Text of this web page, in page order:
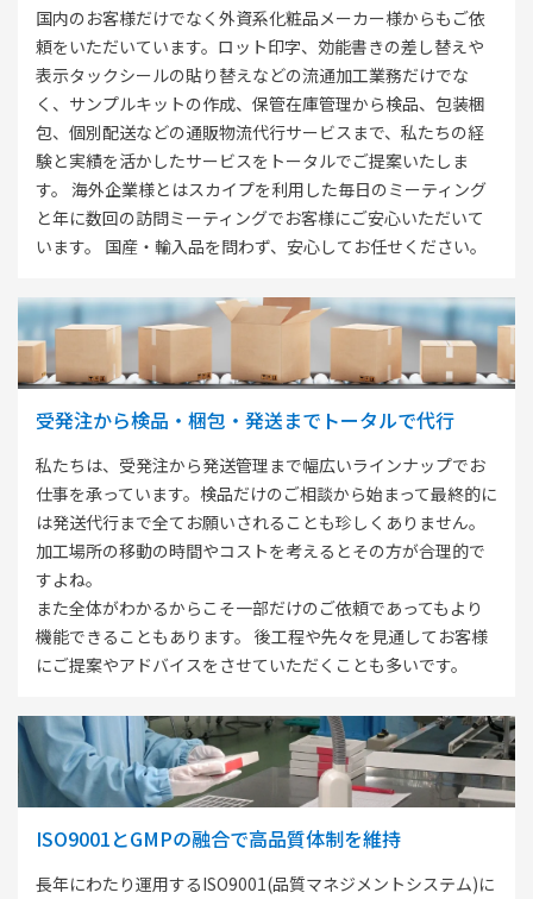
国内のお客様だけでなく外資系化粧品メーカー様からもご依
頼をいただいています。ロット印字、効能書きの差し替えや
表示タックシールの貼り替えなどの流通加工業務だけでな
く、サンプルキットの作成、保管在庫管理から検品、包装梱
包、個別配送などの通販物流代行サービスまで、私たちの経
験と実績を活かしたサービスをトータルでご提案いたしま
す。 海外企業様とはスカイプを利用した毎日のミーティング
と年に数回の訪問ミーティングでお客様にご安心いただいて
います。 国産・輸入品を問わず、安心してお任せください。
受発注から検品・梱包・発送までトータルで代⾏
私たちは、受発注から発送管理まで幅広いラインナップでお
仕事を承っています。検品だけのご相談から始まって最終的に
は発送代行まで全てお願いされることも珍しくありません。
加工場所の移動の時間やコストを考えるとその方が合理的で
すよね。
また全体がわかるからこそ一部だけのご依頼であってもより
機能できることもあります。 後工程や先々を見通してお客様
にご提案やアドバイスをさせていただくことも多いです。
ISO9001とGMPの融合で高品質体制を維持
長年にわたり運用するISO9001(品質マネジメントシステム)に